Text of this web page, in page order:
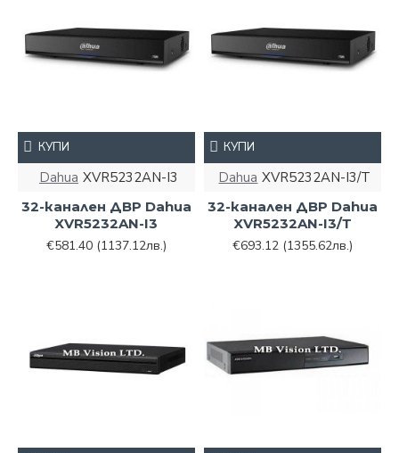
Dahua XVR5232AN-I3
32-канален ДВР Dahua
XVR5232AN-I3
€581.40 (1137.12лв.)
КУПИ
Dahua XVR5232AN-I3/Т
32-канален ДВР Dahua
XVR5232AN-I3/Т
€693.12 (1355.62лв.)
КУПИ